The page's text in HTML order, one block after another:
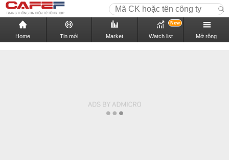
Home Tin mới Market Watch list
New
Mở rộng